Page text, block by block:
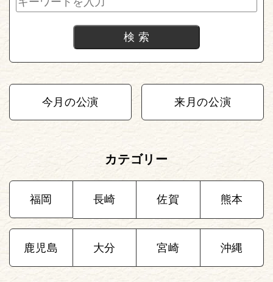
今月の公演 来月の公演
カテゴリー
福岡 長崎 佐賀 熊本
鹿児島 大分 宮崎 沖縄